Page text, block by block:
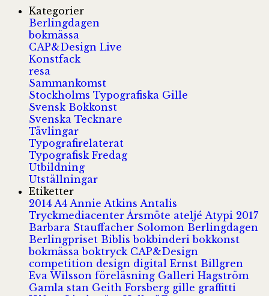
Kategorier
Berlingdagen
bokmässa
CAP&Design Live
Konstfack
resa
Sammankomst
Stockholms Typografiska Gille
Svensk Bokkonst
Svenska Tecknare
Tävlingar
Typografirelaterat
Typografisk Fredag
Utbildning
Utställningar
Etiketter
2014 A4 Annie Atkins Antalis
Tryckmediacenter Årsmöte ateljé Atypi 2017
Barbara Stauffacher Solomon Berlingdagen
Berlingpriset Biblisbokbinderibokkonst
bokmässaboktryck CAP&Design
competition design digital Ernst Billgren
Eva Wilsson föreläsning Galleri Hagström
Gamla stan Geith Forsberg gille graffitti